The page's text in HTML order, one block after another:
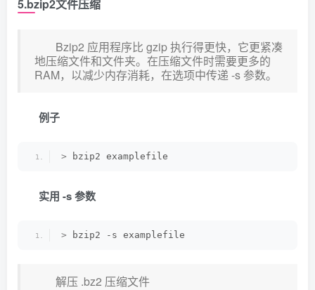
5.bzip2文件压缩
Bzip2 应用程序比 gzip 执行得更快，它更紧凑
地压缩文件和文件夹。在压缩文件时需要更多的
RAM，以减少内存消耗，在选项中传递 -s 参数。
例子
> bzip2 examplefile
实用 -s 参数
> bzip2 -s examplefile
解压 .bz2 压缩文件